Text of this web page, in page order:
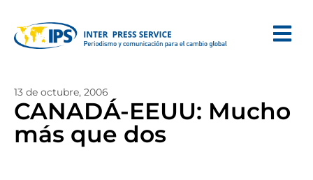
13 de octubre, 2006
CANADÁ-EEUU: Mucho
más que dos